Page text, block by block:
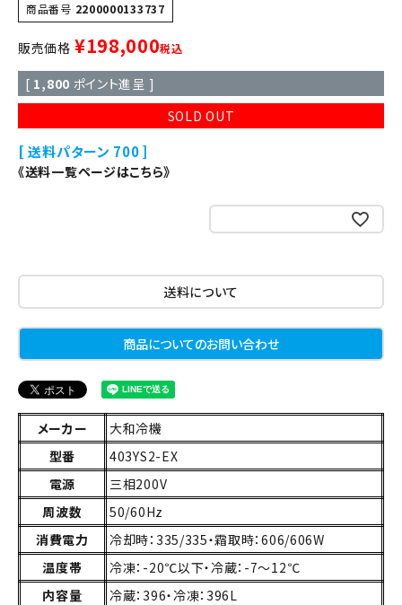
商品番号 2200000133737
販売価格 ¥198,000税込
[ 1,800 ポイント進呈 ]
SOLD OUT
送料パターン 700
《送料一覧ページはこちら》
送料について
商品についてのお問い合わせ
メーカー
大和冷機
型番
403YS2-EX
電源
三相200V
周波数
50/60Hz
消費電力
冷却時：335/335・霜取時：606/606W
温度帯
冷凍：-20℃以下・冷蔵：-7～12℃
内容量
冷蔵：396・冷凍：396L